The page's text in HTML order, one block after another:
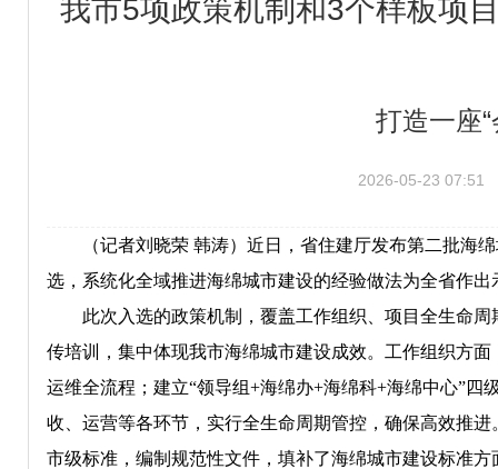
我市5项政策机制和3个样板项
打造一座
2026-05-23 07:51
（记者刘晓荣 韩涛）近日，省住建厅发布第二批海绵
选，系统化全域推进海绵城市建设的经验做法为全省作
此次入选的政策机制，覆盖工作组织、项目全生命周
传培训，集中体现我市海绵城市建设成效。工作组织方
运维全流程；建立“领导组+海绵办+海绵科+海绵中心”
收、运营等各环节，实行全生命周期管控，确保高效推
市级标准，编制规范性文件，填补了海绵城市建设标准